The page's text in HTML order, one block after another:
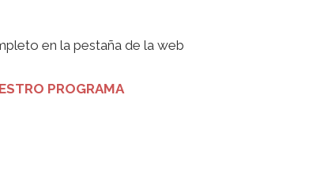
en la pestaña de la web
PROGRAMA